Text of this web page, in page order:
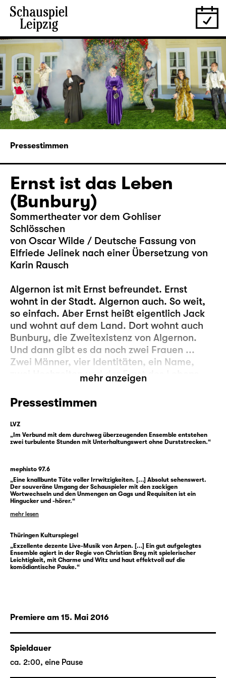
Pressestimmen
Ernst ist das Leben
(Bunbury)
Sommertheater vor dem Gohliser
Schlösschen
von Oscar Wilde / Deutsche Fassung von
Elfriede Jelinek nach einer Übersetzung von
Karin Rausch
Algernon ist mit Ernst befreundet. Ernst
wohnt in der Stadt. Algernon auch. So weit,
so einfach. Aber Ernst heißt eigentlich Jack
und wohnt auf dem Land. Dort wohnt auch
Bunbury, die Zweitexistenz von Algernon.
Und dann gibt es da noch zwei Frauen ...
Zwei Männer, vier Identitäten, ein Name,
zwei Hochzeiten und der Ernst des Lebens.
Aber von vorn. Der wohlhabende Gentleman
Algernon erfindet sich einen kranken Freund,
Bunbury, damit er eine willkommene Ausrede
hat, den gesellschaftlichen Verpflichtungen
der Großstadt zu entgehen, und sich auf das
Land zurückziehen kann. Bei Jack ist es
und flieht Richtung Metropole, um seinem
erfundenen Bruder Ernst zu helfen. Zwei
Männer suchen ihre Freiheit und wenden sich
dabei nicht etwa gegen die sozialen
Zuweisungen, sondern gegen ihre wahren
Identitäten. Sie erfinden sich selbst neu.
Doch für Jack soll Schluss sein mit der
Ausrede, er will seinen liederlichen Bruder
Ernst „sterben“ lassen, um Gwendolen reinen
Verbandelten auf Jacks Landgut zusammen
Jacks Bruder Ernst aus. Als ob das alles nicht
schon kompliziert genug wäre, wollen die
mehr anzeigen
Pressestimmen
LVZ
„Im Verbund mit dem durchweg überzeugenden Ensemble entstehen
zwei turbulente Stunden mit Unterhaltungswert ohne Durststrecken.“
mephisto 97.6
„Eine knallbunte Tüte voller Irrwitzigkeiten. [...] Absolut sehenswert.
Der souveräne Umgang der Schauspieler mit den zackigen
Wortwechseln und den Unmengen an Gags und Requisiten ist ein
Hingucker und -hörer.“
mehr lesen
Thüringen Kulturspiegel
„Exzellente dezente Live-Musik von Arpen. [...] Ein gut aufgelegtes
Ensemble agiert in der Regie von Christian Brey mit spielerischer
Leichtigkeit, mit Charme und Witz und haut effektvoll auf die
komödiantische Pauke.“
Premiere am 15. Mai 2016
Spieldauer
ca. 2:00, eine Pause